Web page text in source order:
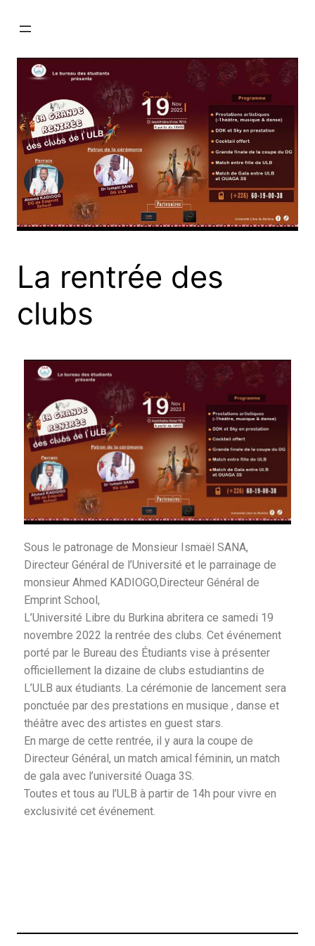
La rentrée des
clubs
Sous le patronage de Monsieur Ismaël SANA,
Directeur Général de l’Université et le parrainage de
monsieur Ahmed KADIOGO,Directeur Général de
Emprint School,
L’Université Libre du Burkina abritera ce samedi 19
novembre 2022 la rentrée des clubs. Cet événement
porté par le Bureau des Étudiants vise à présenter
officiellement la dizaine de clubs estudiantins de
L’ULB aux étudiants. La cérémonie de lancement sera
ponctuée par des prestations en musique , danse et
théâtre avec des artistes en guest stars.
En marge de cette rentrée, il y aura la coupe de
Directeur Général, un match amical féminin, un match
de gala avec l’université Ouaga 3S.
Toutes et tous au l’ULB à partir de 14h pour vivre en
exclusivité cet événement.